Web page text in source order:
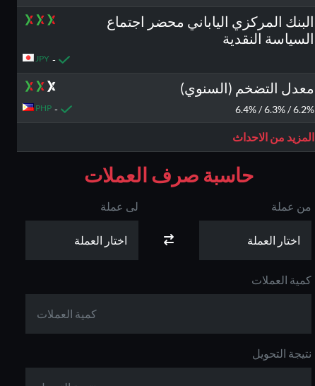
البنك المركزي الياباني محضر اجتماع
السياسة النقدية
-
JPY
معدل التضخم (السنوي)
6.2% / 6.3% / 6.4%
-
PHP
المزيد من الاحداث
حاسبة صرف العملات
من عملة لى عملة
كمية العملات
نتيجة التحويل